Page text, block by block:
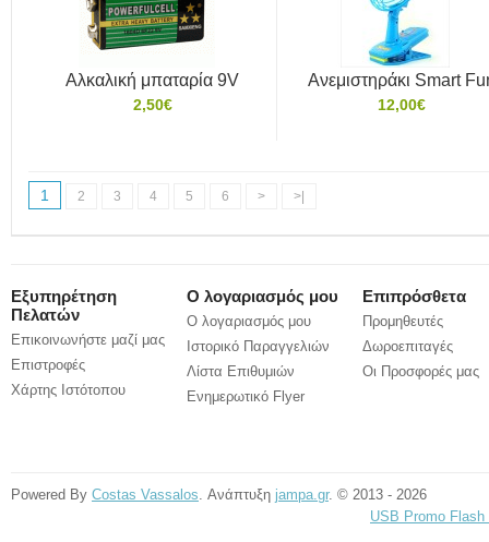
Αλκαλική μπαταρία 9V
2,50€
Ανεμιστηράκι Smart
12,00€
1 2 3 4 5 6 > >|
Εξυπηρέτηση
Πελατών
Επικοινωνήστε μαζί μας
Επιστροφές
Χάρτης Ιστότοπου
Ο λογαριασμός μου
Ο λογαριασμός μου
Ιστορικό Παραγγελιών
Λίστα Επιθυμιών
Ενημερωτικό Flyer
Επιπρόσθετα
Προμηθευτές
Δωροεπιταγές
Οι Προσφορές μας
Powered By Costas Vassalos. Ανάπτυξη jampa.gr. © 2013 - 2026
USB Promo Flash